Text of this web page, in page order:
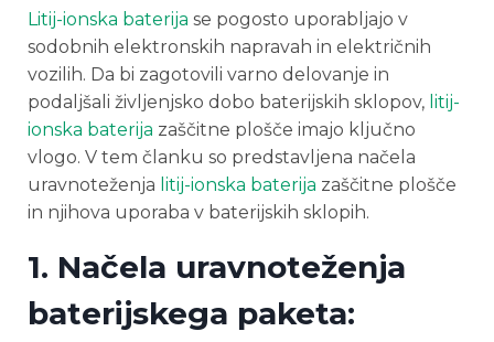
Litij-ionska baterija se pogosto uporabljajo v
sodobnih elektronskih napravah in električnih
vozilih. Da bi zagotovili varno delovanje in
podaljšali življenjsko dobo baterijskih sklopov, litij-
ionska baterija zaščitne plošče imajo ključno
vlogo. V tem članku so predstavljena načela
uravnoteženja litij-ionska baterija zaščitne plošče
in njihova uporaba v baterijskih sklopih.
1. Načela uravnoteženja
baterijskega paketa: